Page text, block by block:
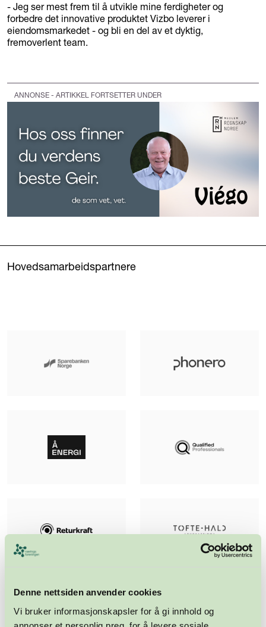
Denne nettsiden anvender cookies
Vi bruker informasjonskapsler for å gi innhold og
- Jeg ser mest frem til å utvikle mine ferdigheter og
forbedre det innovative produktet Vizbo leverer i
eiendomsmarkedet - og bli en del av et dyktig,
fremoverlent team.
ANNONSE - ARTIKKEL FORTSETTER UNDER
Hovedsamarbeidspartnere